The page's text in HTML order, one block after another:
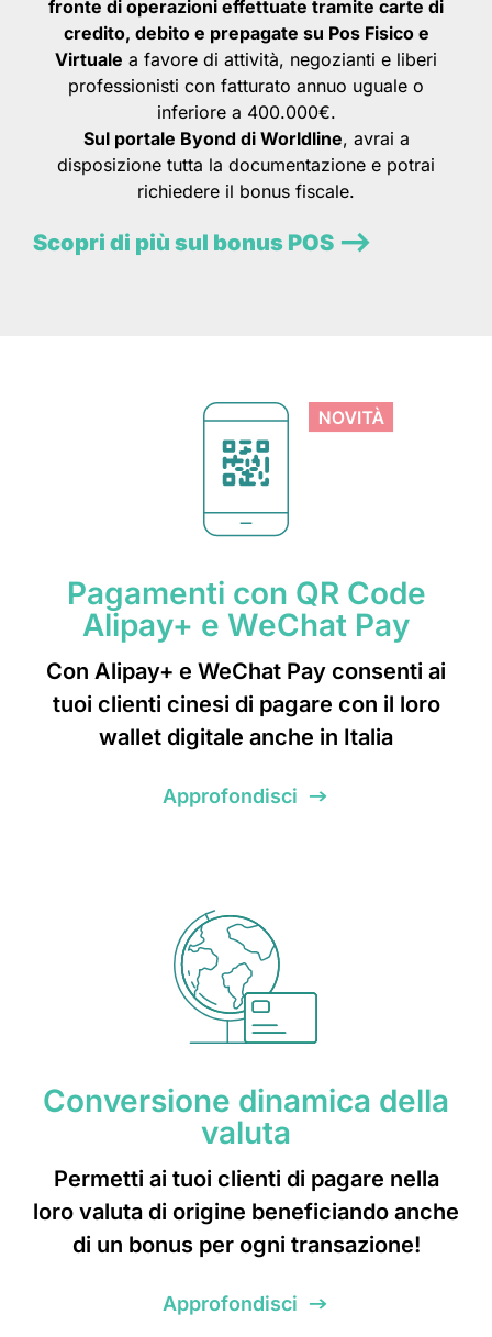
fronte di operazioni effettuate tramite carte di
credito, debito e prepagate su Pos Fisico e
Virtuale a favore di attività, negozianti e liberi
professionisti con fatturato annuo uguale o
inferiore a 400.000€.
Sul portale Byond di Worldline, avrai a
disposizione tutta la documentazione e potrai
richiedere il bonus fiscale.
Scopri di più sul bonus POS
Pagamenti con QR Code
Alipay+ e WeChat Pay
Con Alipay+ e WeChat Pay consenti ai
tuoi clienti cinesi di pagare con il loro
wallet digitale anche in Italia
Approfondisci
Conversione dinamica della
valuta
Permetti ai tuoi clienti di pagare nella
loro valuta di origine beneficiando anche
di un bonus per ogni transazione!
Approfondisci